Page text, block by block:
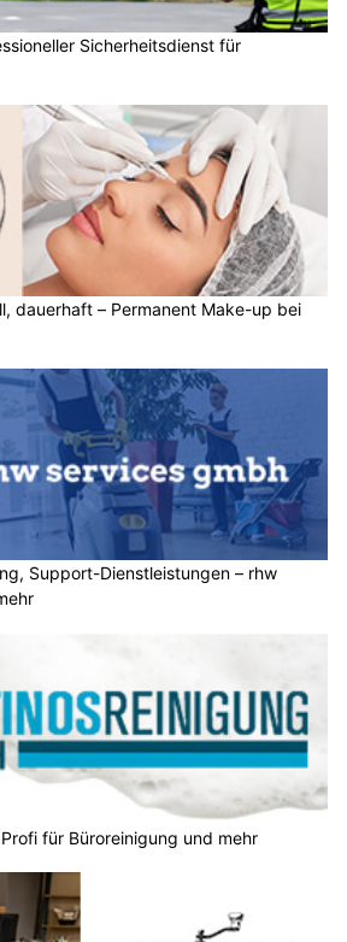
Sicherheitsdienst für
dauerhaft – Permanent Make-up bei
Support-Dienstleistungen – rhw
für Büroreinigung und mehr